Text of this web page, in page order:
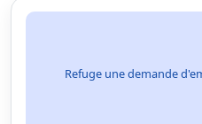
Refuge une demande